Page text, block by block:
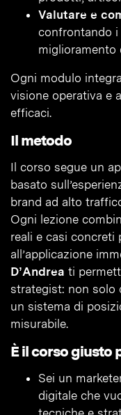
Valutare e
confrontando
miglioramento
Ogni modulo
visione operativa e
efficaci.
Il metodo
Il corso segue un
basato
brand ad alto
Ogni lezione
reali e casi concreti
all’applicazione
D’Andrea ti
strategist: non solo
un sistema di
misurabile.
È il corso giusto
Sei un
digitale che